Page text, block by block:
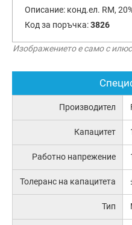
Описание: конд.ел. RM,
Код за поръчка:3826
Изображението е само с
Производител
Капацитет
Работно напрежение
Толеранс на капацитета
Тип